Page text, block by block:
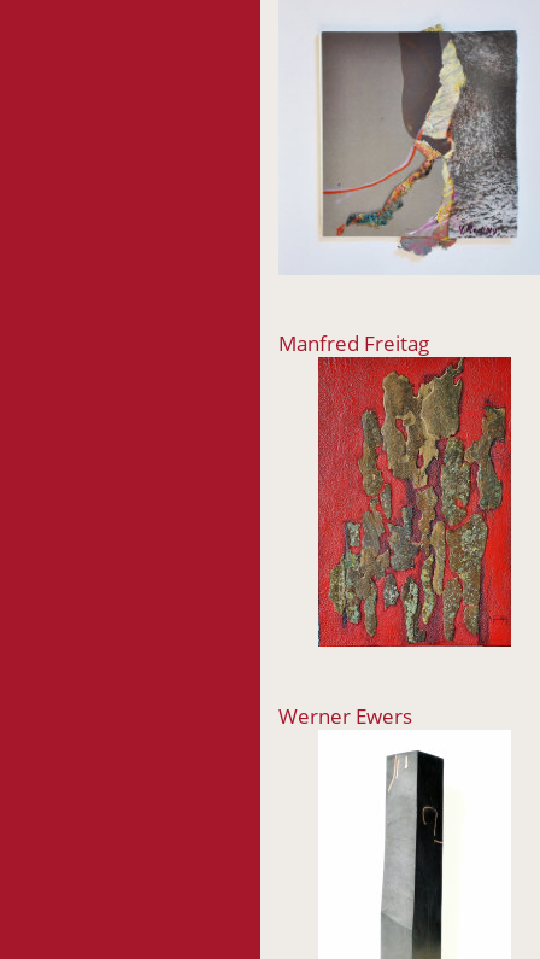
Manfred Freitag
Werner Ewers